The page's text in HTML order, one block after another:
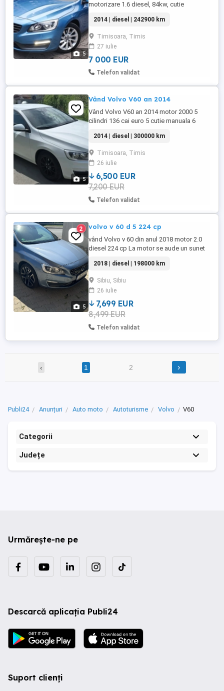
5
motorizare 1.6 diesel, 84kw, cutie
6 . Mașina este înmatriculată, kilometraj
real 242.900 km, întreținută corespunzător,
cu istoric de service. VIN:
YV1FW84BBE1179186 Dotări și
echipamente: Navigație 3D cu harta
completă Europa ...
2014 | diesel | 242900 km
Timisoara, Timis
27 iulie
7 000 EUR
Telefon validat
5
Vând Volvo V60 an 2014
Vând Volvo V60 an 2014 motor 2000 5
cilindri 136 cai euro 5 cutie manuala 6
car play
2014 | diesel | 300000 km
Timisoara, Timis
26 iulie
6,500 EUR
7,200 EUR
Telefon validat
5
2 volvo v 60 d 5 224 cp
vând Volvo v 60 din anul 2018 motor 2.0
diesel 224 cp La motor se aude un sunet
detalii la telefon Mașina are foarte multe
opțiuni frânează singură pilot automat
adaptiv cameră fața spate
2018 | diesel | 198000 km
Sibiu, Sibiu
26 iulie
7,699 EUR
8,499 EUR
Telefon validat
‹ 1 2 ›
Publi24 Anunțuri Auto moto Autoturisme Volvo V60
Categorii
Județe
Urmărește-ne pe
Descarcă aplicația Publi24
Suport clienți